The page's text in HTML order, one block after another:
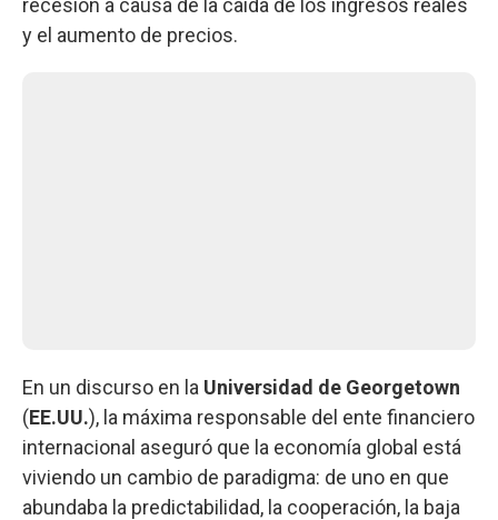
recesión a causa de la caída de los ingresos reales
y el aumento de precios.
En un discurso en la Universidad de Georgetown
(EE.UU.), la máxima responsable del ente financiero
internacional aseguró que la economía global está
viviendo un cambio de paradigma: de uno en que
abundaba la predictabilidad, la cooperación, la baja